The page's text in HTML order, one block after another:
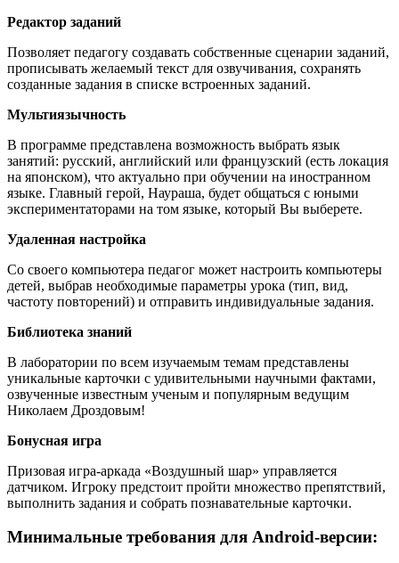
Редактор заданий
Позволяет педагогу создавать собственные сценарии заданий,
прописывать желаемый текст для озвучивания, сохранять
созданные задания в списке встроенных заданий.
Мультиязычность
В программе представлена возможность выбрать язык
занятий: русский, английский или французский (есть локация
на японском), что актуально при обучении на иностранном
языке. Главный герой, Наураша, будет общаться с юными
экспериментаторами на том языке, который Вы выберете.
Удаленная настройка
Со своего компьютера педагог может настроить компьютеры
детей, выбрав необходимые параметры урока (тип, вид,
частоту повторений) и отправить индивидуальные задания.
Библиотека знаний
В лаборатории по всем изучаемым темам представлены
уникальные карточки с удивительными научными фактами,
озвученные известным ученым и популярным ведущим
Николаем Дроздовым!
Бонусная игра
Призовая игра-аркада «Воздушный шар» управляется
датчиком. Игроку предстоит пройти множество препятствий,
выполнить задания и собрать познавательные карточки.
Минимальные требования для Android-версии: